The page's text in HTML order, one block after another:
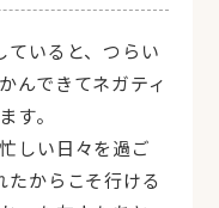
いると、つらい
んできてネガティ
す。
しい日々を過ご
からこそ行ける